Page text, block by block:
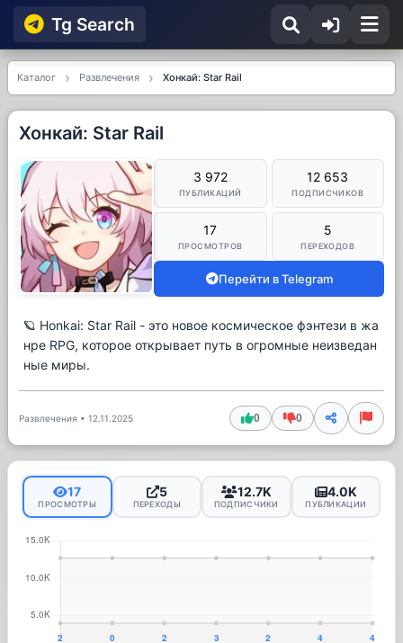
Tg Searсh
Каталог Развлечения Хонкай: Star Rail
Хонкай: Star Rail
3 972
ПУБЛИКАЦИЙ
12 653
ПОДПИСЧИКОВ
17
ПРОСМОТРОВ
5
ПЕРЕХОДОВ
Перейти в Telegram
🪐 Honkai: Star Rail - это новое космическое фэнтези в жа
нре RPG, которое открывает путь в огромные неизведан
ные миры.
Развлечения • 12.11.2025 0 0
17
ПРОСМОТРЫ
5
ПЕРЕХОДЫ
12.7K
ПОДПИСЧИКИ
4.0K
ПУБЛИКАЦИИ